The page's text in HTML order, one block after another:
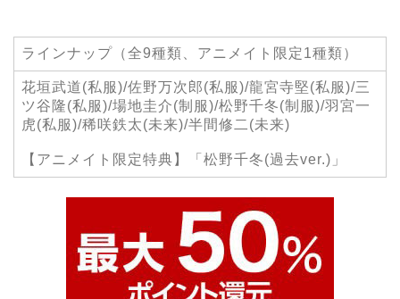
ラインナップ（全9種類、アニメイト限定1種類）
花垣武道(私服)/佐野万次郎(私服)/龍宮寺堅(私服)/三
ツ谷隆(私服)/場地圭介(制服)/松野千冬(制服)/羽宮一
虎(私服)/稀咲鉄太(未来)/半間修二(未来)
【アニメイト限定特典】「松野千冬(過去ver.)」